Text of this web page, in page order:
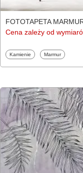
FOTOTAPETA
Cena zależy od
Fototapety
Kamienie Fototapety
Marmur